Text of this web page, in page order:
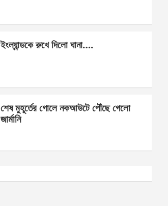
ইংল্যান্ডকে রুখে দিলো ঘানা….
শেষ মুহূর্তের গোলে নকআউটে পৌঁছে গেলো
জার্মানি